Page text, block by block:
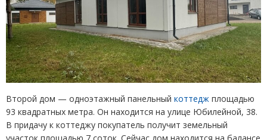
Второй дом — одноэтажный панельный коттедж площадью
93 квадратных метра. Он находится на улице Юбилейной, 38.
В придачу к коттеджу покупатель получит земельный